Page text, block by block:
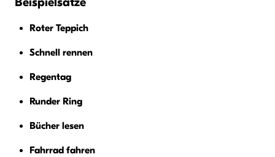
Roter Teppich
Schnell rennen
Regentag
Runder Ring
Bücher lesen
Fahrrad fahren